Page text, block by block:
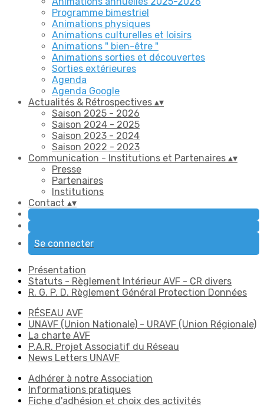
Programme bimestriel
Animations physiques
Animations culturelles et loisirs
Animations " bien-être "
Animations sorties et découvertes
Sorties extérieures
Agenda
Agenda Google
Actualités & Rétrospectives ▴▾
Saison 2025 - 2026
Saison 2024 - 2025
Saison 2023 - 2024
Saison 2022 - 2023
Communication - Institutions et Partenaires ▴▾
Presse
Partenaires
Institutions
Contact ▴▾
Se connecter
Présentation
Statuts - Règlement Intérieur AVF - CR divers
R. G. P. D. Règlement Général Protection Données
RÉSEAU AVF
UNAVF (Union Nationale) - URAVF (Union Régionale)
La charte AVF
P.A.R. Projet Associatif du Réseau
News Letters UNAVF
Adhérer à notre Association
Informations pratiques
Fiche d'adhésion et choix des activités